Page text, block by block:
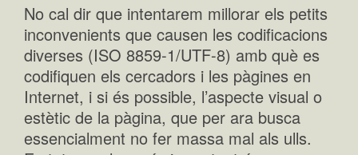
No cal dir que intentarem millorar els petits
inconvenients que causen les codificacions
diverses (ISO 8859-1/UTF-8) amb què es
codifiquen els cercadors i les pàgines en
Internet, i si és possible, l’aspecte visual o
estètic de la pàgina, que per ara busca
essencialment no fer massa mal als ulls.